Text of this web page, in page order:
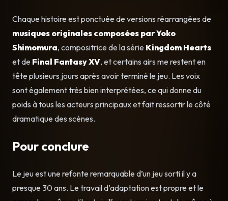
Chaque histoire est ponctuée de versions réarrangées de
musiques originales composées par Yoko
Shimomura, compositrice de la série Kingdom Hearts
et de Final Fantasy XV, et certains airs me restent en
tête plusieurs jours après avoir terminé le jeu. Les voix
sont également très bien interprétées, ce qui donne du
poids à tous les acteurs principaux et fait ressortir le côté
dramatique des scènes.
Pour conclure
Le jeu est une refonte remarquable d’un jeu sorti il y a
presque 30 ans. Le travail d’adaptation est propre et le